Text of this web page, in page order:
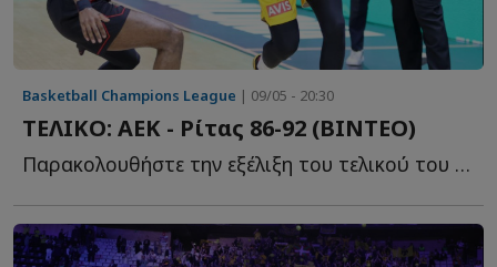
Basketball Champions League | 09/05 - 20:30
ΤΕΛΙΚΟ: ΑΕΚ - Ρίτας 86-92 (BINTEO)
Παρακολουθήστε την εξέλιξη του τελικού του Β...